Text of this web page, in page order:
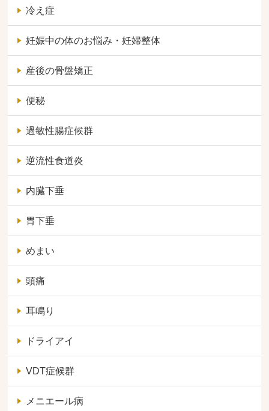
冷え症
妊娠中の体のお悩み・妊婦整体
産後の骨盤矯正
便秘
過敏性腸症候群
逆流性食道炎
内臓下垂
胃下垂
めまい
頭痛
耳鳴り
ドライアイ
VDT症候群
メニエール病